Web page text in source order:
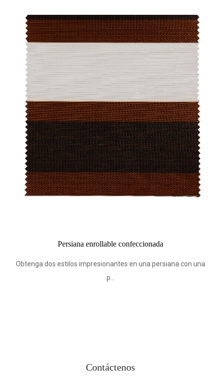
confeccionada
en una persiana con una
Tela opaca para persianas
Contáctenos